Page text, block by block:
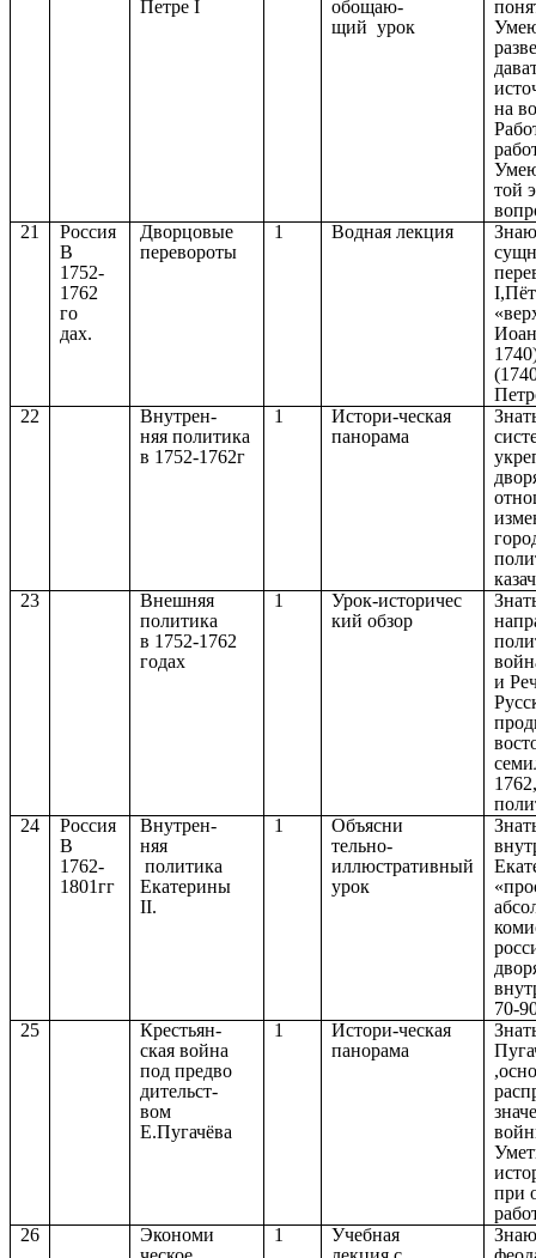
Петре I
обощаю-
щий урок
на
той
21
Россия
В
1752-
1762
го
дах.
Дворцовые
перевороты
1 Водная лекция
22
Внутрен-
няя политика
в 1752-1762г
1
Истори-ческая
панорама
23
Внешняя
политика
в 1752-1762
годах
1
Урок-историчес
кий обзор
и
24
Россия
В
1762-
1801гг
Внутрен-
няя
политика
Екатерины
II.
1
Объясни
тельно-
иллюстративный
урок
70-
25
Крестьян-
ская война
под предво
дительст-
вом
Е.Пугачёва
1
Истори-ческая
панорама
при
26
Экономи
1
Учебная